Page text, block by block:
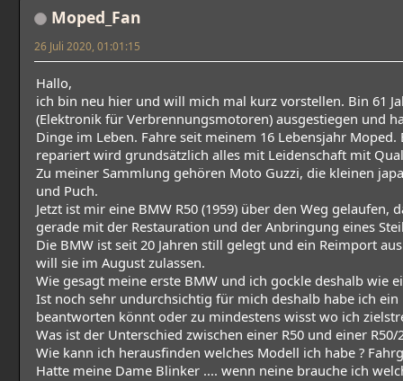
Moped_Fan
26 Juli 2020, 01:01:15
Hallo,
ich bin neu hier und will mich mal kurz vorstellen. Bin 61
(Elektronik für Verbrennungsmotoren) ausgestiegen und
Dinge im Leben. Fahre seit meinem 16 Lebensjahr
repariert wird grundsätzlich alles mit Leidenschaft mit
Zu meiner Sammlung gehören Moto Guzzi, die kleinen
und Puch.
Jetzt ist mir eine BMW R50 (1959) über den Weg
gerade mit der Restauration und der Anbringung eines
Die BMW ist seit 20 Jahren still gelegt und ein Reimport
will sie im August zulassen.
Wie gesagt meine erste BMW und ich gockle deshalb wie
Ist noch sehr undurchsichtig für mich deshalb habe ich
beantworten könnt oder zu mindestens wisst wo ich
Was ist der Unterschied zwischen einer R50 und einer R50/
Wie kann ich herausfinden welches Modell ich habe ?
Hatte meine Dame Blinker .... wenn neine brauche ich